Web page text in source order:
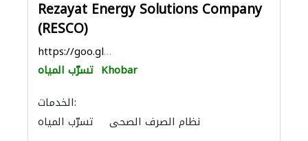
Rezayat Energy Solutions Company
(RESCO)
https://goo.gl/maps/NU3jbtPB6mUCiVcb8
تسرّب المياه Khobar
الخدمات:
تسرّب المياه
نظام الصرف الصحي